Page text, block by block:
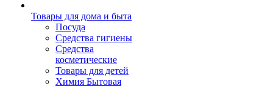
Товары для дома и быта
Посуда
Средства гигиены
Средства
косметические
Товары для детей
Химия Бытовая